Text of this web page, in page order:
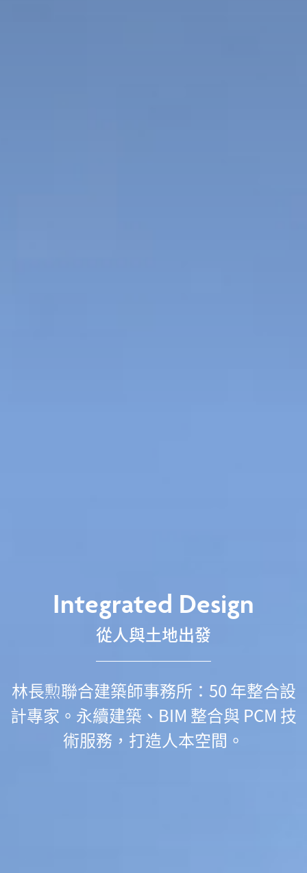
Integrated Design
從人與土地出發
林長勲聯合建築師事務所：50 年整合設
計專家。永續建築、BIM 整合與 PCM 技
術服務，打造人本空間。